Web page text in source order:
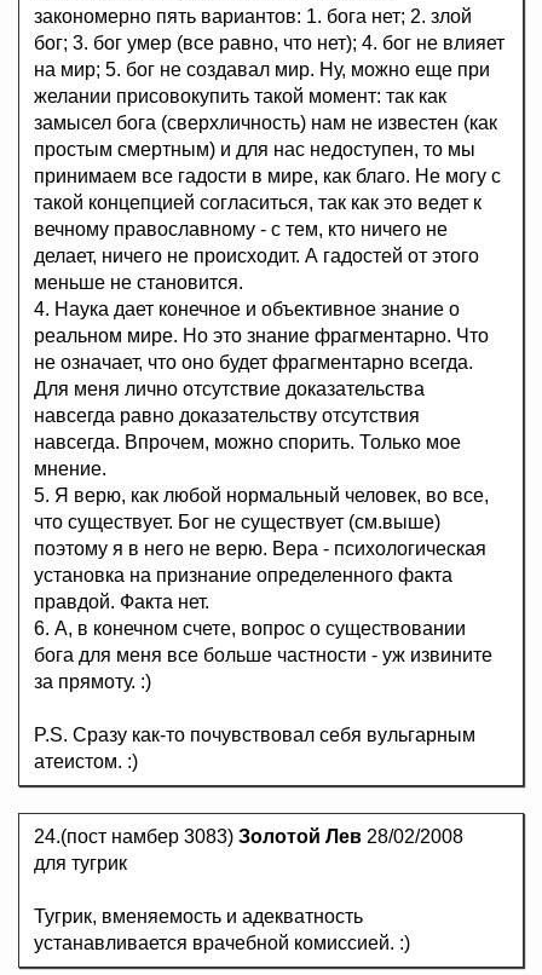
закономерно пять вариантов: 1. бога нет; 2. злой
бог; 3. бог умер (все равно, что нет); 4. бог не влияет
на мир; 5. бог не создавал мир. Ну, можно еще при
желании присовокупить такой момент: так как
замысел бога (сверхличность) нам не известен (как
простым смертным) и для нас недоступен, то мы
принимаем все гадости в мире, как благо. Не могу с
такой концепцией согласиться, так как это ведет к
вечному православному - с тем, кто ничего не
делает, ничего не происходит. А гадостей от этого
меньше не становится.
4. Наука дает конечное и объективное знание о
реальном мире. Но это знание фрагментарно. Что
не означает, что оно будет фрагментарно всегда.
Для меня лично отсутствие доказательства
навсегда равно доказательству отсутствия
навсегда. Впрочем, можно спорить. Только мое
мнение.
5. Я верю, как любой нормальный человек, во все,
что существует. Бог не существует (см.выше)
поэтому я в него не верю. Вера - психологическая
установка на признание определенного факта
правдой. Факта нет.
6. А, в конечном счете, вопрос о существовании
бога для меня все больше частности - уж извините
за прямоту. :)
P.S. Сразу как-то почувствовал себя вульгарным
атеистом. :)
24.(пост намбер 3083) Золотой Лев 28/02/2008
для тугрик
Тугрик, вменяемость и адекватность
устанавливается врачебной комиссией. :)